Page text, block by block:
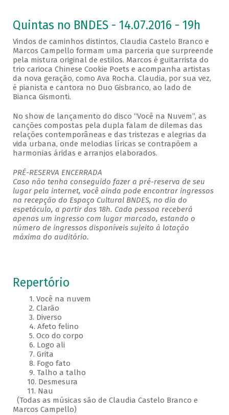
Quintas no BNDES - 14.07.2016 - 19h
Vindos de caminhos distintos, Claudia Castelo Branco e
Marcos Campello formam uma parceria que surpreende
pela mistura original de estilos. Marcos é guitarrista do
trio carioca Chinese Cookie Poets e acompanha artistas
da nova geração, como Ava Rocha. Claudia, por sua vez,
é pianista e cantora no Duo Gisbranco, ao lado de
Bianca Gismonti.
No show de lançamento do disco “Você na Nuvem”, as
canções compostas pela dupla falam de dilemas das
relações contemporâneas e das tristezas e alegrias da
vida urbana, onde melodias líricas se contrapõem a
harmonias áridas e arranjos elaborados.
PRÉ-RESERVA ENCERRADA
Caso não tenha conseguido fazer a pré-reserva de seu
lugar pela internet, você ainda pode encontrar ingressos
na recepção do Espaço Cultural BNDES, no dia do
espetáculo, a partir das 18h. Cada pessoa receberá
apenas um ingresso com lugar marcado, estando o
número de ingressos disponíveis sujeito à lotação
máxima do auditório.
Repertório
1. Você na nuvem
2. Clarão
3. Diverso
4. Afeto felino
5. Oco do corpo
6. Logo ali
7. Grita
8. Fogo fato
9. Talho a talho
10. Desmesura
11. Nau
(Todas as músicas são de Claudia Castelo Branco e
Marcos Campello)